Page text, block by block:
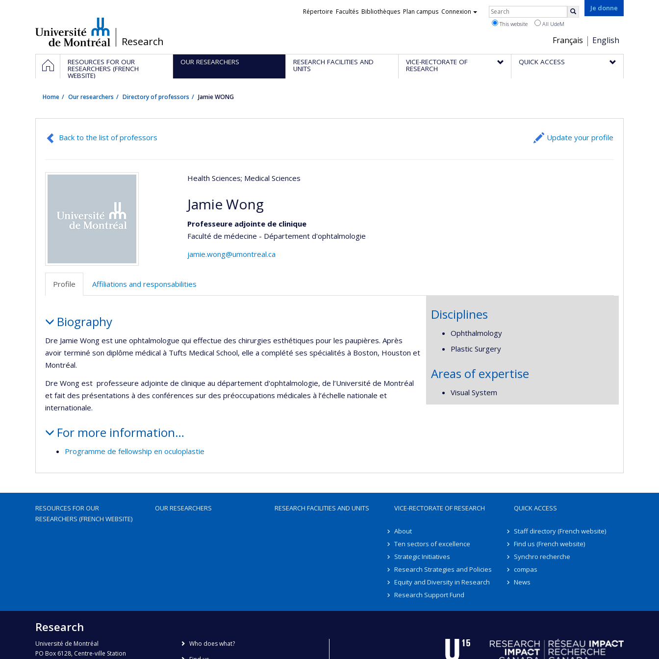
/Research
Je donne
Choix
de
la
Français English
Liens
Répertoire Facultés Bibliothèques Plan campus Connexion Rechercher
This website All UdeM
Navigation
principale
HOMERESOURCES FOR OUR
RESEARCHERS (FRENCH
WEBSITE)
OUR RESEARCHERS RESEARCH FACILITIES AND
UNITS
VICE-RECTORATE OF
RESEARCH
QUICK ACCESS
Home Our researchers Directory of professors Jamie WONG
Back to the list of professors Update your profile
Health Sciences; Medical Sciences
Jamie Wong
Professeure adjointe de clinique
Faculté de médecine - Département d'ophtalmologie
jamie.wong@umontreal.ca
Profile Affiliations and responsabilities
Biography
Dre Jamie Wong est une ophtalmologue qui effectue des chirurgies esthétiques pour les paupières. Après
avoir terminé son diplôme médical à Tufts Medical School, elle a complété ses spécialités à Boston, Houston et
Montréal.
Dre Wong est professeure adjointe de clinique au département d'ophtalmologie, de l’Université de Montréal
et fait des présentations à des conférences sur des préoccupations médicales à l’échelle nationale et
internationale.
For more information…
Programme de fellowship en oculoplastie
Disciplines
Ophthalmology
Plastic Surgery
Areas of expertise
Visual System
RESOURCES FOR OUR
RESEARCHERS (FRENCH WEBSITE)
OUR RESEARCHERS RESEARCH FACILITIES AND UNITS VICE-RECTORATE OF RESEARCH
About
Ten sectors of excellence
Strategic Initiatives
Research Strategies and Policies
Equity and Diversity in Research
Research Support Fund
QUICK ACCESS
Staff directory (French website)
Find us (French website)
Synchro recherche
compas
News
Research
Université de Montréal
PO Box 6128, Centre-ville Station
Who does what?